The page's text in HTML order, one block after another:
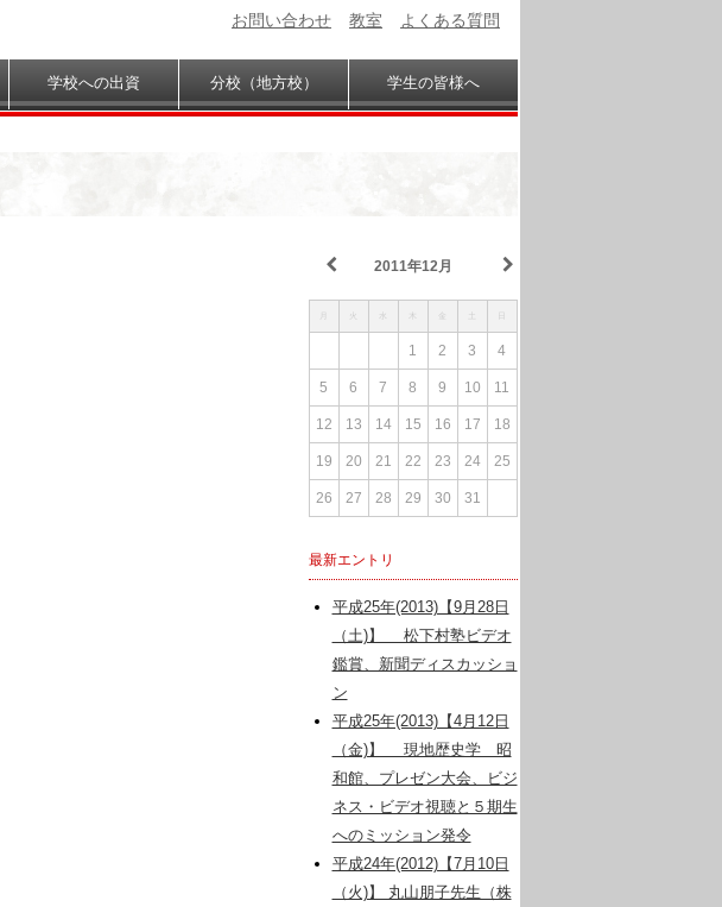
お問い合わせ 教室 よくある質問
学校への出資 分校（地方校） 学生の皆様へ
2011年12月
1 2 3 4
5 6 7 8 9 10 11
12 13 14 15 16 17 18
19 20 21 22 23 24 25
26 27 28 29 30 31
最新エントリ
平成25年(2013)【9月28日
（土)】 松下村塾ビデオ
鑑賞、新聞ディスカッショ
ン
平成25年(2013)【4月12日
（金)】 現地歴史学 昭
和館、プレゼン大会、ビジ
ネス・ビデオ視聴と５期生
へのミッション発令
平成24年(2012)【7月10日
（火)】 丸山朋子先生（株